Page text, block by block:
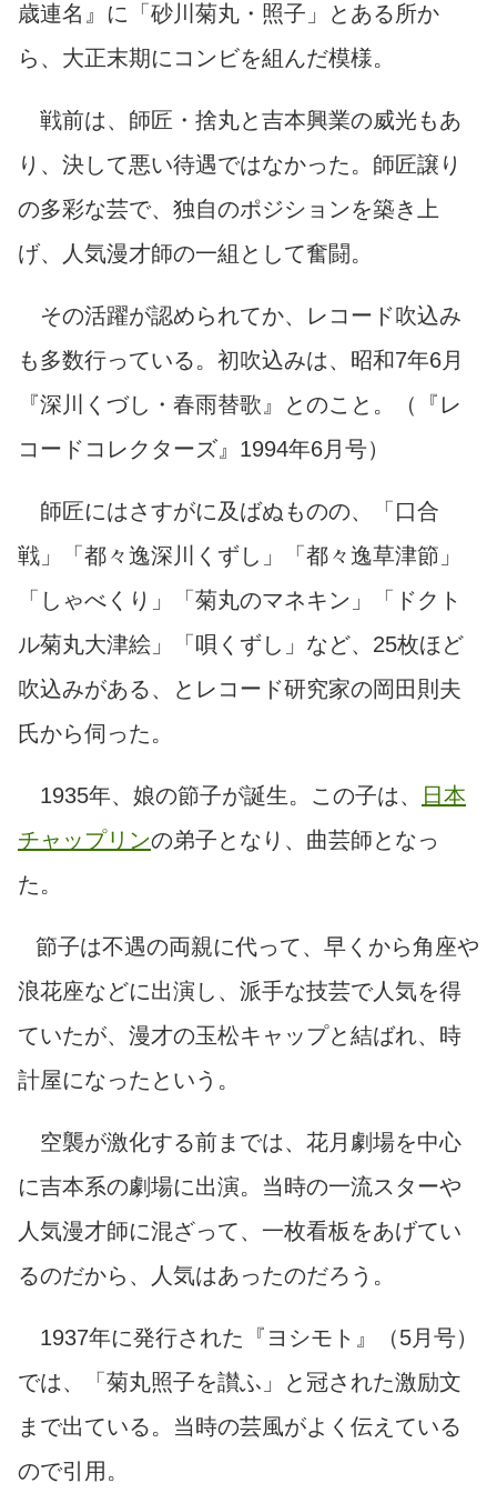
歳連名』に「砂川菊丸・照子」とある所か
ら、大正末期にコンビを組んだ模様。
戦前は、師匠・捨丸と吉本興業の威光もあ
り、決して悪い待遇ではなかった。師匠譲り
の多彩な芸で、独自のポジションを築き上
げ、人気漫才師の一組として奮闘。
その活躍が認められてか、レコード吹込み
も多数行っている。初吹込みは、昭和7年6月
『深川くづし・春雨替歌』とのこと。（『レ
コードコレクターズ』1994年6月号）
師匠にはさすがに及ばぬものの、「口合
戦」「都々逸深川くずし」「都々逸草津節」
「しゃべくり」「菊丸のマネキン」「ドクト
ル菊丸大津絵」「唄くずし」など、25枚ほど
吹込みがある、とレコード研究家の岡田則夫
氏から伺った。
1935年、娘の節子が誕生。この子は、
日本
チャップリンの弟子となり、曲芸師となっ
た。
節子は不遇の両親に代って、早くから角座や
浪花座などに出演し、派手な技芸で人気を得
ていたが、漫才の玉松キャップと結ばれ、時
計屋になったという。
空襲が激化する前までは、花月劇場を中心
に吉本系の劇場に出演。当時の一流スターや
人気漫才師に混ざって、一枚看板をあげてい
るのだから、人気はあったのだろう。
1937年に発行された『ヨシモト』（5月号）
では、「菊丸照子を讃ふ」と冠された激励文
まで出ている。当時の芸風がよく伝えている
ので引用。